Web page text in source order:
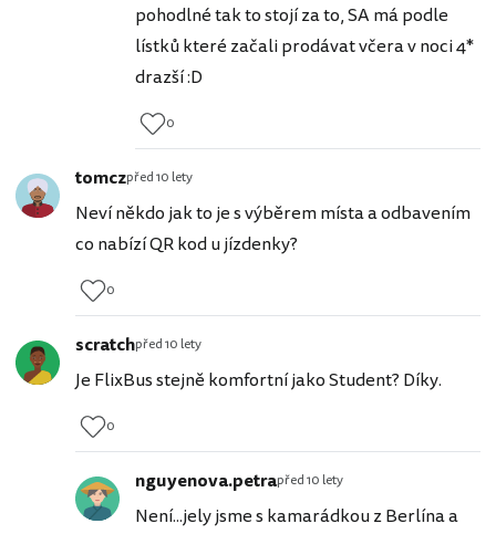
pohodlné tak to stojí za to, SA má podle
lístků které začali prodávat včera v noci 4*
drazší :D
0
tomczpřed 10 lety
Neví někdo jak to je s výběrem místa a odbavením
co nabízí QR kod u jízdenky?
0
scratchpřed 10 lety
Je FlixBus stejně komfortní jako Student? Díky.
0
nguyenova.petrapřed 10 lety
Není...jely jsme s kamarádkou z Berlína a